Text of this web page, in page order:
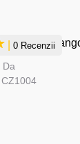
| 0 Recenzii
Da
CZ1004